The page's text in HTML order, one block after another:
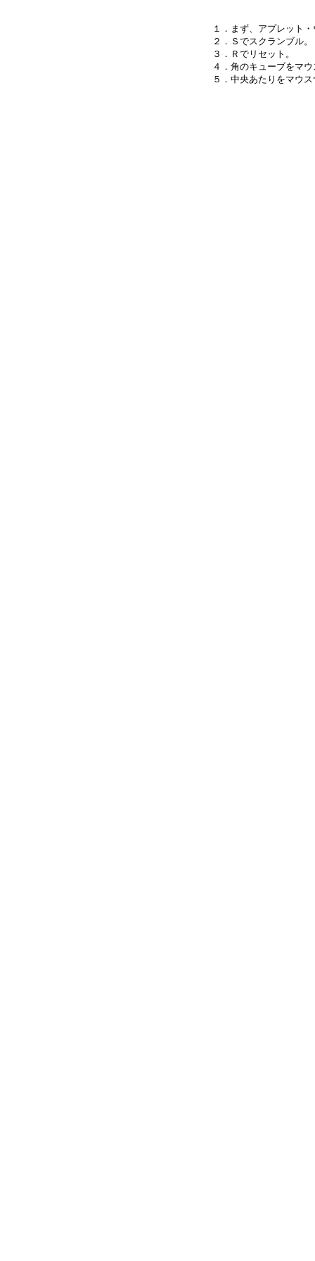
１．まず、アプレット
２．Ｓでスクランブル。
３．Ｒでリセット。
４．角のキューブをマ